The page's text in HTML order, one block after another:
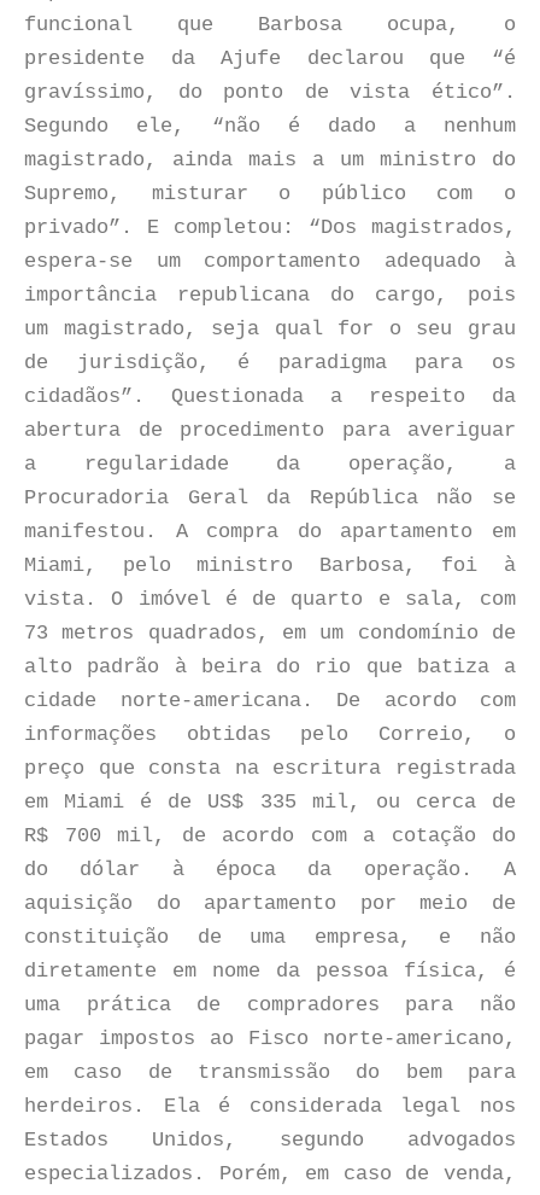
funcional que Barbosa ocupa, o
presidente da Ajufe declarou que “é
gravíssimo, do ponto de vista ético”.
Segundo ele, “não é dado a nenhum
magistrado, ainda mais a um ministro do
Supremo, misturar o público com o
privado”. E completou: “Dos magistrados,
espera-se um comportamento adequado à
importância republicana do cargo, pois
um magistrado, seja qual for o seu grau
de jurisdição, é paradigma para os
cidadãos”. Questionada a respeito da
abertura de procedimento para averiguar
a regularidade da operação, a
Procuradoria Geral da República não se
manifestou. A compra do apartamento em
Miami, pelo ministro Barbosa, foi à
vista. O imóvel é de quarto e sala, com
73 metros quadrados, em um condomínio de
alto padrão à beira do rio que batiza a
cidade norte-americana. De acordo com
informações obtidas pelo Correio, o
preço que consta na escritura registrada
em Miami é de US$ 335 mil, ou cerca de
R$ 700 mil, de acordo com a cotação do
do dólar à época da operação. A
aquisição do apartamento por meio de
constituição de uma empresa, e não
diretamente em nome da pessoa física, é
uma prática de compradores para não
pagar impostos ao Fisco norte-americano,
em caso de transmissão do bem para
herdeiros. Ela é considerada legal nos
Estados Unidos, segundo advogados
especializados. Porém, em caso de venda,